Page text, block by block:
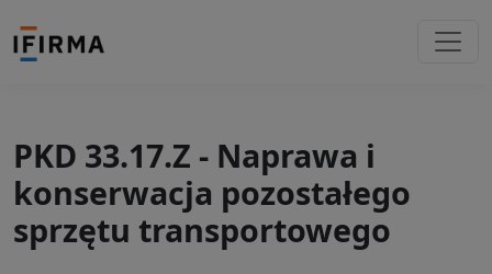
PKD 33.17.Z - Naprawa i
konserwacja pozostałego
sprzętu transportowego